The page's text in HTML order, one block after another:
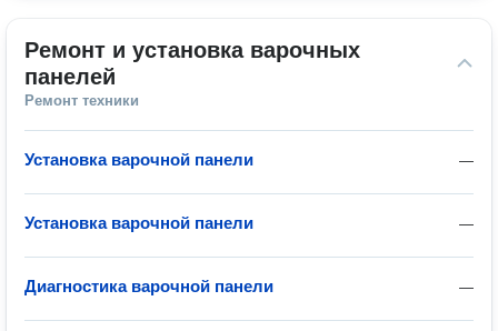
Ремонт и установка варочных
панелей
Ремонт техники
—
Установка варочной панели
—
Установка варочной панели
—
Диагностика варочной панели